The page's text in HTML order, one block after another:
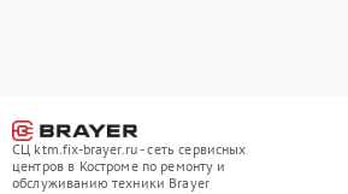
СЦ ktm.fix-brayer.ru - сеть сервисных
центров в Костроме по ремонту и
обслуживанию техники Brayer